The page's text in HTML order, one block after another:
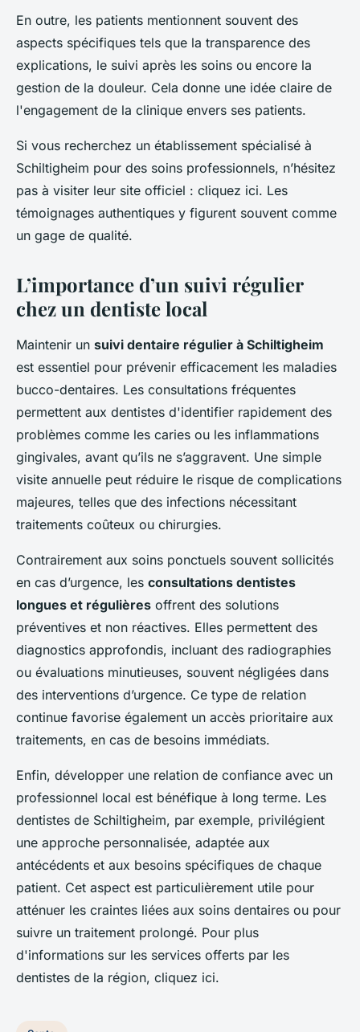
En outre, les patients mentionnent souvent des
aspects spécifiques tels que la transparence des
explications, le suivi après les soins ou encore la
gestion de la douleur. Cela donne une idée claire de
l'engagement de la clinique envers ses patients.
Si vous recherchez un établissement spécialisé à
Schiltigheim pour des soins professionnels, n’hésitez
pas à visiter leur site officiel : cliquez ici. Les
témoignages authentiques y figurent souvent comme
un gage de qualité.
L’importance d’un suivi régulier
chez un dentiste local
Maintenir un suivi dentaire régulier à Schiltigheim
est essentiel pour prévenir efficacement les maladies
bucco-dentaires. Les consultations fréquentes
permettent aux dentistes d'identifier rapidement des
problèmes comme les caries ou les inflammations
gingivales, avant qu’ils ne s’aggravent. Une simple
visite annuelle peut réduire le risque de complications
majeures, telles que des infections nécessitant
traitements coûteux ou chirurgies.
Contrairement aux soins ponctuels souvent sollicités
en cas d’urgence, les consultations dentistes
longues et régulières offrent des solutions
préventives et non réactives. Elles permettent des
diagnostics approfondis, incluant des radiographies
ou évaluations minutieuses, souvent négligées dans
des interventions d’urgence. Ce type de relation
continue favorise également un accès prioritaire aux
traitements, en cas de besoins immédiats.
Enfin, développer une relation de confiance avec un
professionnel local est bénéfique à long terme. Les
dentistes de Schiltigheim, par exemple, privilégient
une approche personnalisée, adaptée aux
antécédents et aux besoins spécifiques de chaque
patient. Cet aspect est particulièrement utile pour
atténuer les craintes liées aux soins dentaires ou pour
suivre un traitement prolongé. Pour plus
d'informations sur les services offerts par les
dentistes de la région, cliquez ici.